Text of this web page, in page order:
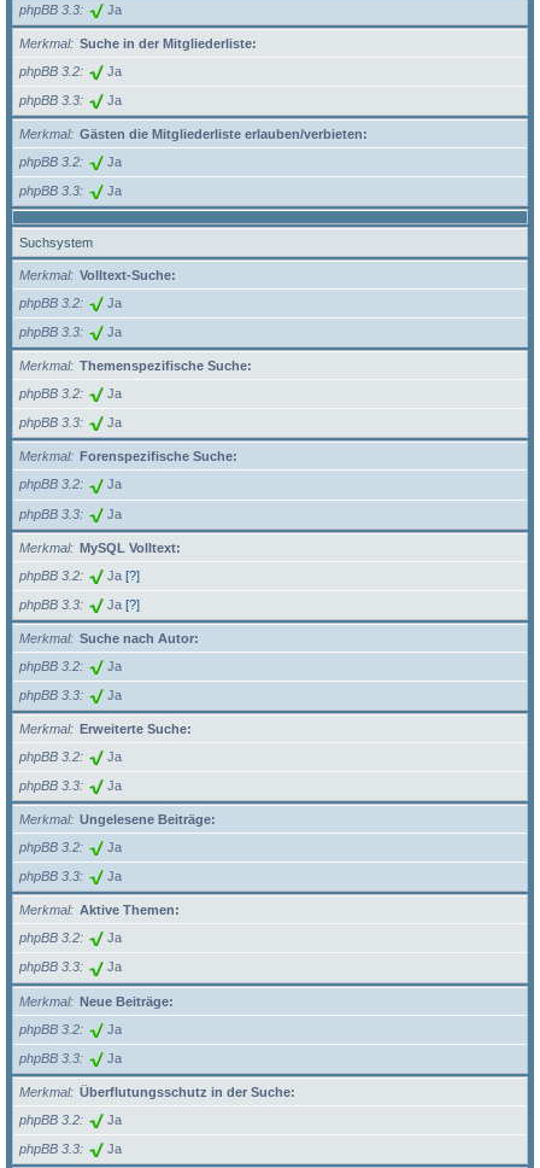
phpBB 3.3 Ja
Merkmal
Suche in der Mitgliederliste:
phpBB 3.2
Ja
phpBB 3.3 Ja
Merkmal
Gästen die Mitgliederliste erlauben/verbieten:
phpBB 3.2
Ja
phpBB 3.3 Ja
Suchsystem
Merkmal
Volltext-Suche:
phpBB 3.2
Ja
phpBB 3.3 Ja
Merkmal
Themenspezifische Suche:
phpBB 3.2
Ja
phpBB 3.3 Ja
Merkmal
Forenspezifische Suche:
phpBB 3.2
Ja
phpBB 3.3 Ja
Merkmal
MySQL Volltext:
phpBB 3.2
Ja [?]
phpBB 3.3 Ja [?]
Merkmal
Suche nach Autor:
phpBB 3.2
Ja
phpBB 3.3 Ja
Merkmal
Erweiterte Suche:
phpBB 3.2
Ja
phpBB 3.3 Ja
Merkmal
Ungelesene Beiträge:
phpBB 3.2
Ja
phpBB 3.3 Ja
Merkmal
Aktive Themen:
phpBB 3.2
Ja
phpBB 3.3 Ja
Merkmal
Neue Beiträge:
phpBB 3.2
Ja
phpBB 3.3 Ja
Merkmal
Überflutungsschutz in der Suche:
phpBB 3.2
Ja
phpBB 3.3 Ja